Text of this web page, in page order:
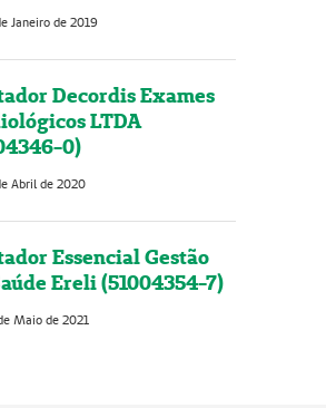
Janeiro de 2019
Decordis Exames
LTDA
0)
Abril de 2020
Essencial Gestão
Ereli (51004354-7)
Maio de 2021